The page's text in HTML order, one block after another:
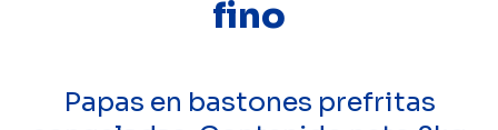
fino
Papas en bastones prefritas